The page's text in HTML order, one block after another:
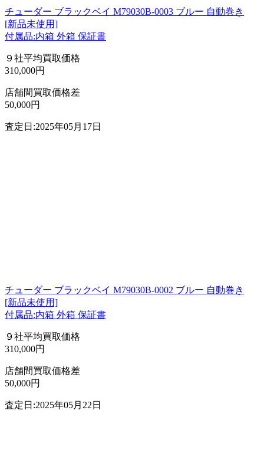
チューダー ブラックベイ M79030B-0003 ブルー 自動巻き
[新品未使用]
付属品:内箱 外箱 保証書
９社平均買取価格
310,000円
店舗間買取価格差
50,000円
査定日:2025年05月17日
チューダー ブラックベイ M79030B-0002 ブルー 自動巻き
[新品未使用]
付属品:内箱 外箱 保証書
９社平均買取価格
310,000円
店舗間買取価格差
50,000円
査定日:2025年05月22日